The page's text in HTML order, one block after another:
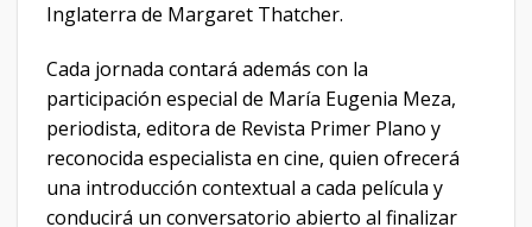
Inglaterra de Margaret Thatcher.
Cada jornada contará además con la
participación especial de María Eugenia Meza,
periodista, editora de Revista Primer Plano y
reconocida especialista en cine, quien ofrecerá
una introducción contextual a cada película y
conducirá un conversatorio abierto al finalizar